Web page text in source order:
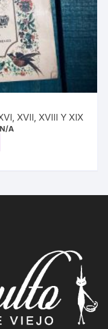
XVII, XVIII Y XIX
N/A